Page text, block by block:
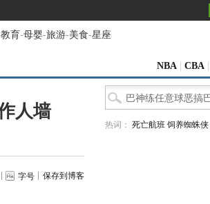
教育-母婴-旅游-美食-星座
NBA CBA
人墙
字号 保存到博客
热词： 死亡航班 饲养蜘蛛侠